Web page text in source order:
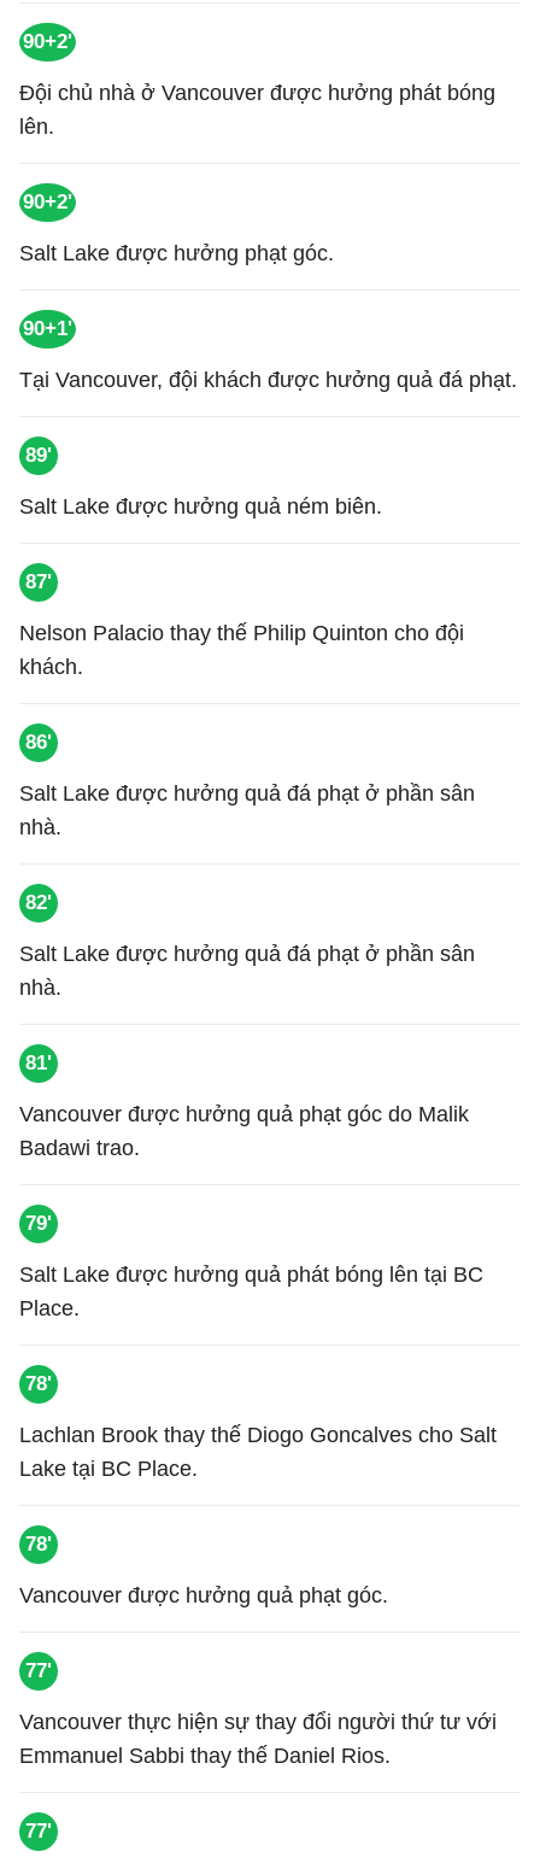
90+2'
Đội chủ nhà ở Vancouver được hưởng phát bóng
lên.
90+2'
Salt Lake được hưởng phạt góc.
90+1'
Tại Vancouver, đội khách được hưởng quả đá phạt.
89'
Salt Lake được hưởng quả ném biên.
87'
Nelson Palacio thay thế Philip Quinton cho đội
khách.
86'
Salt Lake được hưởng quả đá phạt ở phần sân
nhà.
82'
Salt Lake được hưởng quả đá phạt ở phần sân
nhà.
81'
Vancouver được hưởng quả phạt góc do Malik
Badawi trao.
79'
Salt Lake được hưởng quả phát bóng lên tại BC
Place.
78'
Lachlan Brook thay thế Diogo Goncalves cho Salt
Lake tại BC Place.
78'
Vancouver được hưởng quả phạt góc.
77'
Vancouver thực hiện sự thay đổi người thứ tư với
Emmanuel Sabbi thay thế Daniel Rios.
77'